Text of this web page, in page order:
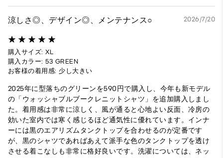
涼しさ◎、デザイン◎、メンテナンス○ 2026/7/20
購入サイズ: XL
購入カラー: 53 GREEN
お客様の着用感: 少し大きい
2025年に型落ちのグリーンを590円で購入し、今年も新モデル
の「ウォッシャブルブークレニットシャツ」を追加購入しまし
た。着用感は非常に涼しく、風が通ると心地よい反面、冷房の
効いた室内では寒く感じるほど通気性に優れています。インナ
ーには黒のエアリズムタンクトップを合わせるのが定番です
が、黒のシャツであればあえて派手な色のタンクトップを透け
させる着こなしも非常に格好良いです。洗濯については、ネッ